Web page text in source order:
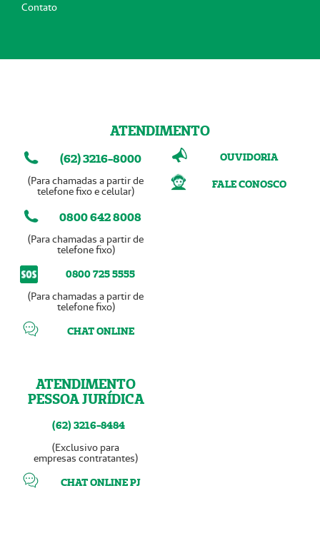
Contato
ATENDIMENTO
(62) 3216-8000
(Para chamadas a partir de
telefone fixo e celular)
0800 642 8008
(Para chamadas a partir de
telefone fixo)
0800 725 5555
(Para chamadas a partir de
telefone fixo)
CHAT ONLINE
ATENDIMENTO
PESSOA JURÍDICA
(62) 3216-8484
(Exclusivo para
empresas contratantes)
CHAT ONLINE PJ
OUVIDORIA
FALE CONOSCO